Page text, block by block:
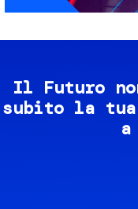
Il Futuro
subito la tua